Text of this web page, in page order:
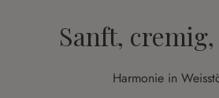
Sanft,
Harmonie in